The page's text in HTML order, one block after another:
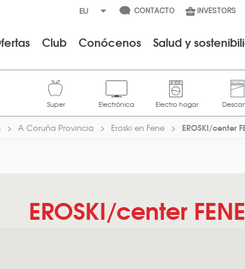
CONTACTO INVESTORS
Club Conócenos Salud y
A Coruña Provincia Eroski en Fene EROSKI/center
EROSKI/center FENE